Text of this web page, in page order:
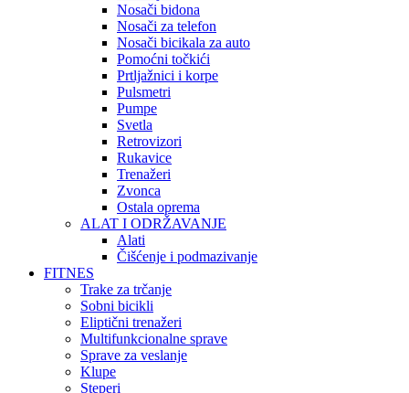
Nosači bidona
Nosači za telefon
Nosači bicikala za auto
Pomoćni točkići
Prtljažnici i korpe
Pulsmetri
Pumpe
Svetla
Retrovizori
Rukavice
Trenažeri
Zvonca
Ostala oprema
ALAT I ODRŽAVANJE
Alati
Čišćenje i podmazivanje
FITNES
Trake za trčanje
Sobni bicikli
Eliptični trenažeri
Multifunkcionalne sprave
Sprave za veslanje
Klupe
Steperi